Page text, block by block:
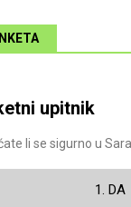
upitnik
li se sigurno u
1. DA